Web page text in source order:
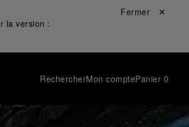
la version :
Fermer ✕
RechercherMon comptePanier 0